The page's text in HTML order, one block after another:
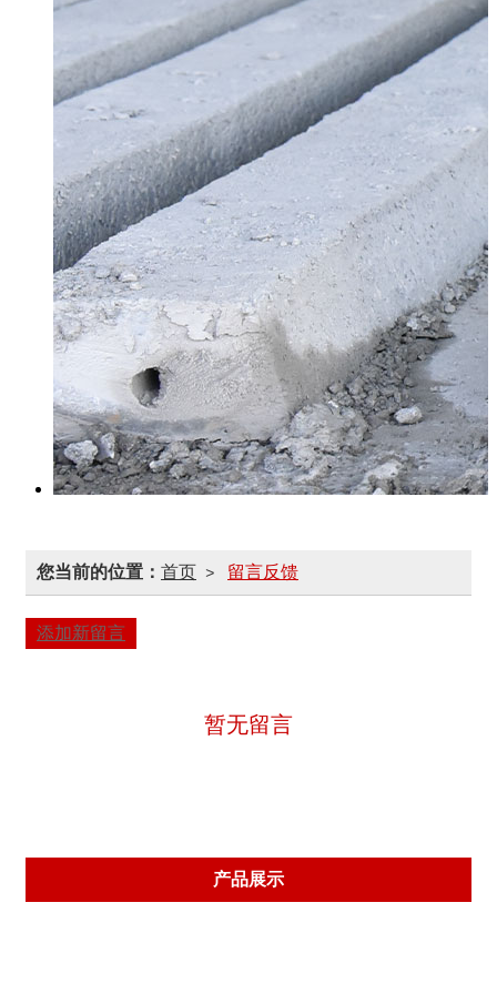
您当前的位置： 首页 > 留言反馈
添加新留言
暂无留言
产品展示